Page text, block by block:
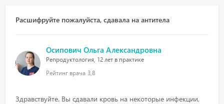
Расшифруйте пожалуйста, сдавала на антитела
Осипович Ольга Александровна
Репродуктология, 12 лет в практике
Рейтинг врача 3,8
Здравствуйте. Вы сдавали кровь на некоторые инфекции,